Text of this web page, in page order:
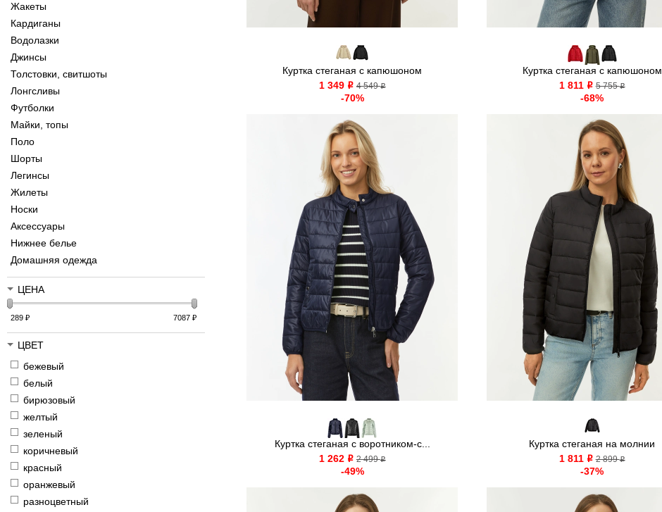
Жакеты
Кардиганы
Водолазки
Джинсы
Толстовки, свитшоты
Лонгсливы
Футболки
Майки, топы
Поло
Шорты
Легинсы
Жилеты
Носки
Аксессуары
Нижнее белье
Домашняя одежда
ЦЕНА
289 ₽ 7087₽
ЦВЕТ
бежевый
белый
бирюзовый
желтый
зеленый
коричневый
красный
оранжевый
разноцветный
Куртка стеганая с капюшоном
1 349 o 4 549o
-70%
Куртка стеганая с капюшоном
1 811 o 5 755o
-68%
Куртка стеганая с воротником-с...
1 262 o 2 499o
-49%
Куртка стеганая на молнии
1 811 o 2 899o
-37%